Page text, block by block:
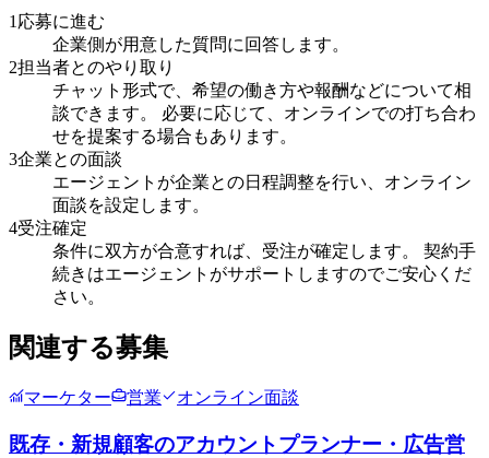
1 応募に進む
企業側が用意した質問に回答します。
2担当者とのやり取り
チャット形式で、希望の働き方や報酬などについて相
談できます。 必要に応じて、オンラインでの打ち合わ
せを提案する場合もあります。
3企業との面談
エージェントが企業との日程調整を行い、オンライン
面談を設定します。
4受注確定
条件に双方が合意すれば、受注が確定します。 契約手
続きはエージェントがサポートしますのでご安心くだ
さい。
関連する募集
マーケター 営業 オンライン面談
既存・新規顧客のアカウントプランナー・広告営